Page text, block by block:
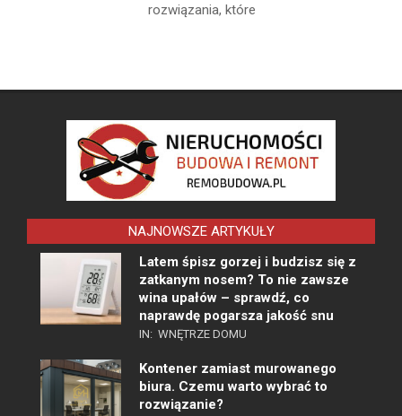
rozwiązania, które
NAJNOWSZE ARTYKUŁY
Latem śpisz gorzej i budzisz się z
zatkanym nosem? To nie zawsze
wina upałów – sprawdź, co
naprawdę pogarsza jakość snu
IN: WNĘTRZE DOMU
Kontener zamiast murowanego
biura. Czemu warto wybrać to
rozwiązanie?